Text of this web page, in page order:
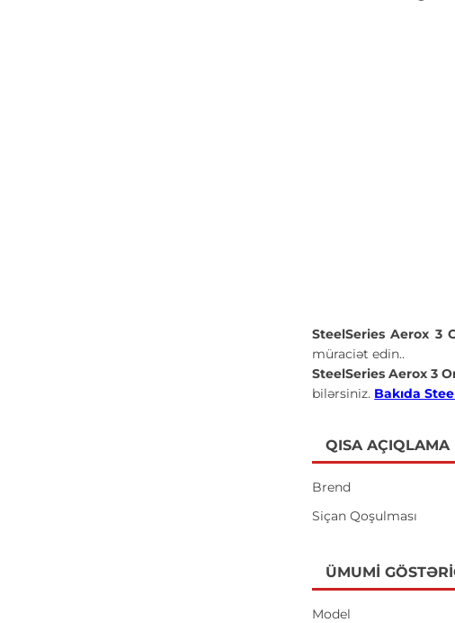
SteelSeries Aerox 3
müraciət edin..
SteelSeries Aerox 3
bilərsiniz. Bakıda
QISA AÇIQLAMA
Brend
Siçan Qoşulması
ÜMUMI
Model